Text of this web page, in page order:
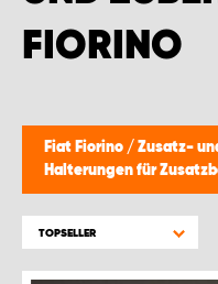
FIORINO
Fiat Fiorino / Zusatz-
Halterungen für
TOPSELLER
MONTAGEPARTNER WIEN 1230